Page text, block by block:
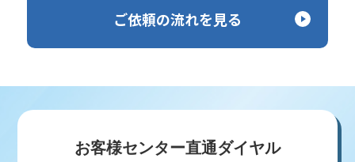
ご依頼の流れを見る
お客様センター直通ダイヤル